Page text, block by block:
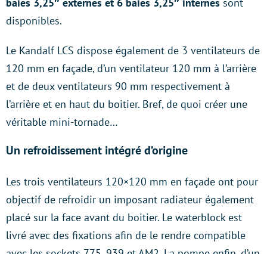
disponibles.
Le Kandalf LCS dispose également de 3 ventilateurs de
120 mm en façade, d’un ventilateur 120 mm à l’arrière
et de deux ventilateurs 90 mm respectivement à
l’arrière et en haut du boitier. Bref, de quoi créer une
véritable mini-tornade…
Un refroidissement intégré d’origine
Les trois ventilateurs 120×120 mm en façade ont pour
objectif de refroidir un imposant radiateur également
placé sur la face avant du boitier. Le waterblock est
livré avec des fixations afin de le rendre compatible